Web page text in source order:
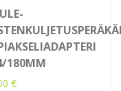
180MM
€